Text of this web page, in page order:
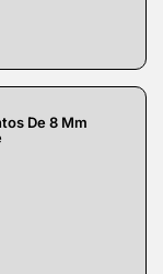
De 8 Mm